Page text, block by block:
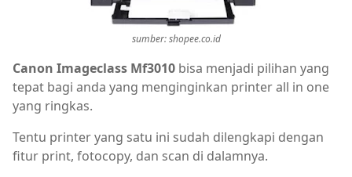
sumber: shopee.co.id
Canon Imageclass Mf3010 bisa menjadi pilihan yang
tepat bagi anda yang menginginkan printer all in one
yang ringkas.
Tentu printer yang satu ini sudah dilengkapi dengan
fitur print, fotocopy, dan scan di dalamnya.